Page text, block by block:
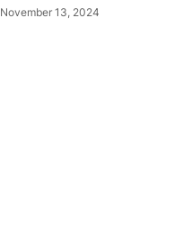
November 13, 2024